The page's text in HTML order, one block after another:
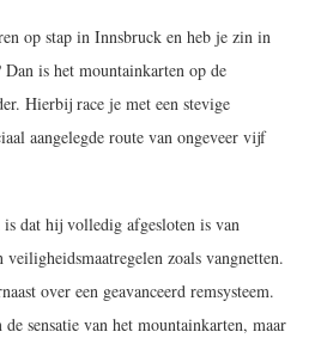
op stap in Innsbruck en heb je zin in
is het mountainkarten op de
Hierbij race je met een stevige
aangelegde route van ongeveer vijf
is dat hij volledig afgesloten is van
zoals vangnetten.
over een geavanceerd remsysteem.
sensatie van het mountainkarten, maar